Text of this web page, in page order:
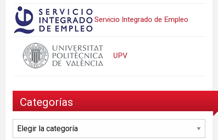
Servicio Integrado de Empleo
UPV
Categorías
Categorías